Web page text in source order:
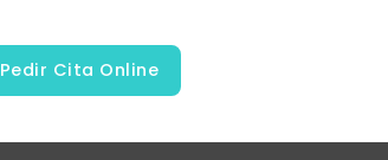
Pedir Cita Online